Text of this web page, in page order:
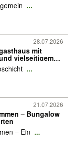
...
28.07.2026
mit
vielseitigem
...
21.07.2026
– Bungalow
– Ein ...